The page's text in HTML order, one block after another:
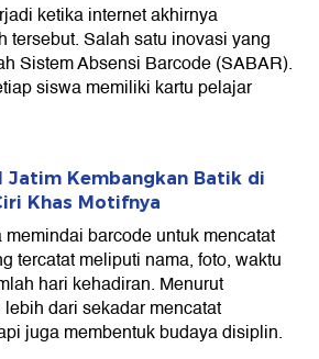
ketika internet akhirnya
tersebut. Salah satu inovasi yang
Sistem Absensi Barcode (SABAR).
siswa memiliki kartu pelajar
Jatim Kembangkan Batik di
Khas Motifnya
barcode untuk mencatat
tercatat meliputi nama, foto, waktu
hari kehadiran. Menurut
dari sekadar mencatat
juga membentuk budaya disiplin.